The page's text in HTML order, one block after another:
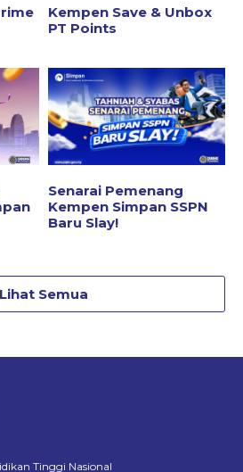
Kempen Save & Unbox
PT Points
Senarai Pemenang
Kempen Simpan SSPN
Baru Slay!
Lihat Semua
Tinggi Nasional